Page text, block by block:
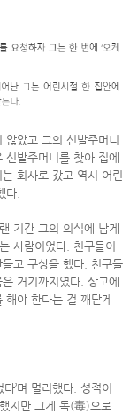
았고 그의 신발주머니
발주머니를 찾아 집에
회사로 갔고 역시 어린
다.
기간 그의 의식에 남게
사람이었다. 친구들이
고 구상을 했다. 친구들
거기까지였다. 상고에
야 한다는 걸 깨닫게
’며 멀리했다. 성적이
지만 그게 독(毒)으로